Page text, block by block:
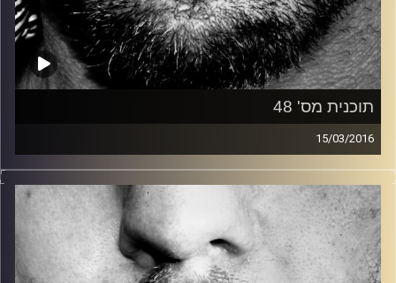
תוכנית מס' 48
15/03/2016
זיפים, מוזיקה מחוספסת של הופעות חיות. הרבה ג'אם, רוק,
בלוז, bluegrass, ג'אז, Fאנק, פרוגרסיב ואפילו אלקטרוניקה.
כל מה שחי, אמיתי ונושם.
עם שמוליק רגב.
קרדיט תמונות: David Goehring